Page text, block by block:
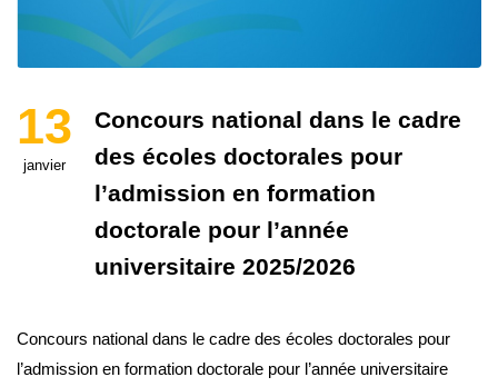
13
janvier
Concours national dans le cadre
des écoles doctorales pour
l’admission en formation
doctorale pour l’année
universitaire 2025/2026
Concours national dans le cadre des écoles doctorales pour
l’admission en formation doctorale pour l’année universitaire